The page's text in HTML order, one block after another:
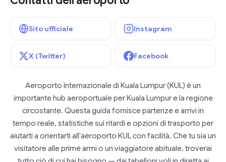
Sito ufficiale Instagram
X (Twitter) Facebook
Aeroporto Internazionale di Kuala Lumpur (KUL) è un
importante hub aeroportuale per Kuala Lumpur e la regione
circostante. Questa guida fornisce partenze e arrivi in
tempo reale, statistiche sui ritardi e opzioni di trasporto per
aiutarti a orientarti all'aeroporto KUL con facilità. Che tu sia un
visitatore alle prime armi o un viaggiatore abituale, troverai